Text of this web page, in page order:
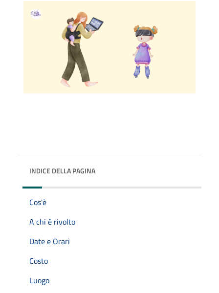
INDICE DELLA PAGINA
Cos'è
A chi è rivolto
Date e Orari
Costo
Luogo